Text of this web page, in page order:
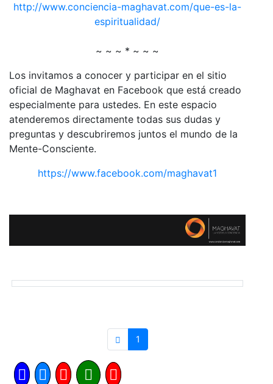
http://www.conciencia-maghavat.com/que-es-la-
espiritualidad/
~ ~ ~ * ~ ~ ~
Los invitamos a conocer y participar en el sitio
oficial de Maghavat en Facebook que está creado
especialmente para ustedes. En este espacio
atenderemos directamente todas sus dudas y
preguntas y descubriremos juntos el mundo de la
Mente-Consciente.
https://www.facebook.com/maghavat1
1